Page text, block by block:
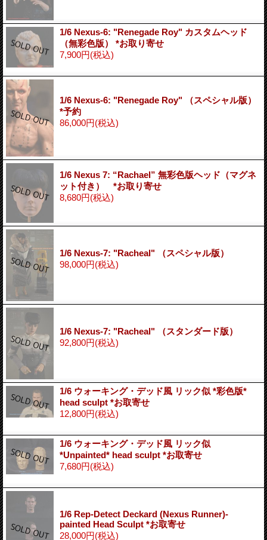
1/6 Nexus-6: "Renegade Roy" カスタムヘッド
（無彩色版） *お取り寄せ
7,900円(税込)
1/6 Nexus-6: "Renegade Roy" （スペシャル版）
*予約
86,000円(税込)
1/6 Nexus 7: “Rachael” 無彩色版ヘッド（マグネ
ット付き） *お取り寄せ
8,680円(税込)
1/6 Nexus-7: "Racheal" （スペシャル版）
98,000円(税込)
1/6 Nexus-7: "Racheal" （スタンダード版）
92,800円(税込)
1/6 ウォーキング・デッド風 リック似 *彩色版*
head sculpt *お取寄せ
12,800円(税込)
1/6 ウォーキング・デッド風 リック似
*Unpainted* head sculpt *お取寄せ
7,680円(税込)
1/6 Rep-Detect Deckard (Nexus Runner)-
painted Head Sculpt *お取寄せ
28,000円(税込)